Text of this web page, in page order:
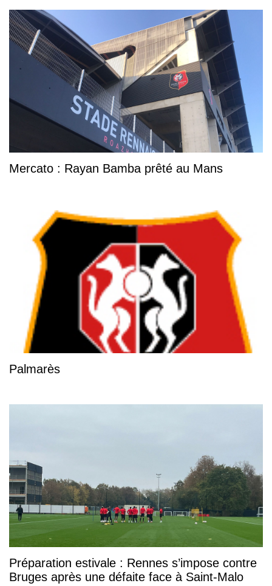
Mercato : Rayan Bamba prêté au Mans
Palmarès
Préparation estivale : Rennes s’impose contre
Bruges après une défaite face à Saint-Malo